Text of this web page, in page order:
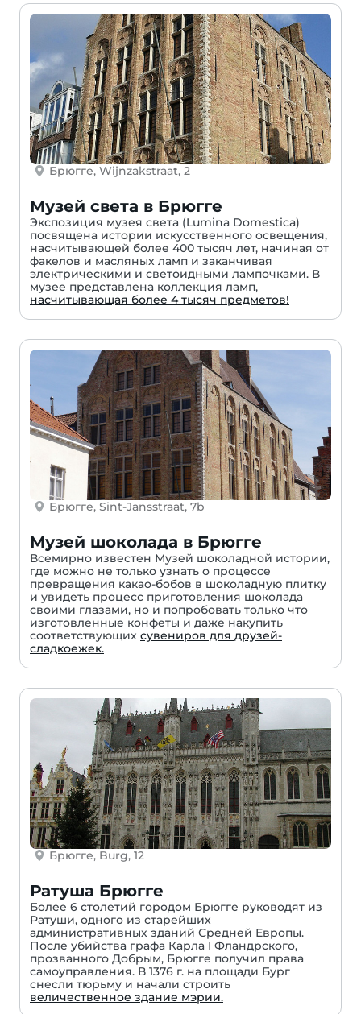
Брюгге, Wijnzakstraat, 2
Музей света в Брюгге
Экспозиция музея света (Lumina Domestica)
посвящена истории искусственного освещения,
насчитывающей более 400 тысяч лет, начиная от
факелов и масляных ламп и заканчивая
электрическими и светоидными лампочками. В
музее представлена коллекция ламп,
насчитывающая более 4 тысяч предметов!
Брюгге, Sint-Jansstraat, 7b
Музей шоколада в Брюгге
Всемирно известен Музей шоколадной истории,
где можно не только узнать о процессе
превращения какао-бобов в шоколадную плитку
и увидеть процесс приготовления шоколада
своими глазами, но и попробовать только что
изготовленные конфеты и даже накупить
соответствующих сувениров для друзей-
сладкоежек.
Брюгге, Burg, 12
Ратуша Брюгге
Более 6 столетий городом Брюгге руководят из
Ратуши, одного из старейших
административных зданий Средней Европы.
После убийства графа Карла I Фландрского,
прозванного Добрым, Брюгге получил права
самоуправления. В 1376 г. на площади Бург
снесли тюрьму и начали строить
величественное здание мэрии.